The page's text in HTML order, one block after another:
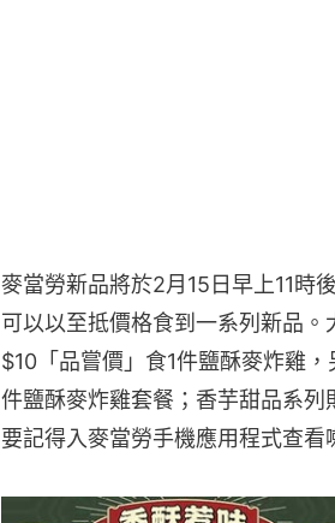
麥當勞新品將於2月15日早上11時
可以以至抵價格食到一系列新品
$10「品嘗價」食1件鹽酥麥炸雞
件鹽酥麥炸雞套餐；香芋甜品系
要記得入麥當勞手機應用程式查看